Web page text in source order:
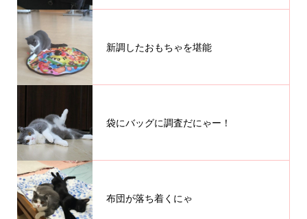
新調したおもちゃを堪能
袋にバッグに調査だにゃー！
布団が落ち着くにゃ